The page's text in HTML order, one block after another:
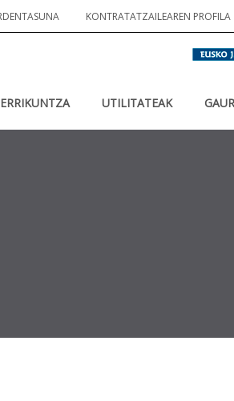
KONTRATATZAILEAREN PROFILA
UTILITATEAK